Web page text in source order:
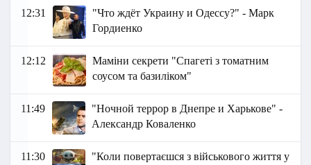
12:31
"Что ждёт Украину и Одессу?" - Марк
Гордиенко
12:12
Маміни секрети "Спагеті з томатним
соусом та базиліком"
11:49
"Ночной террор в Днепре и Харькове" -
Александр Коваленко
11:30 "Коли повертаєшся з військового життя у